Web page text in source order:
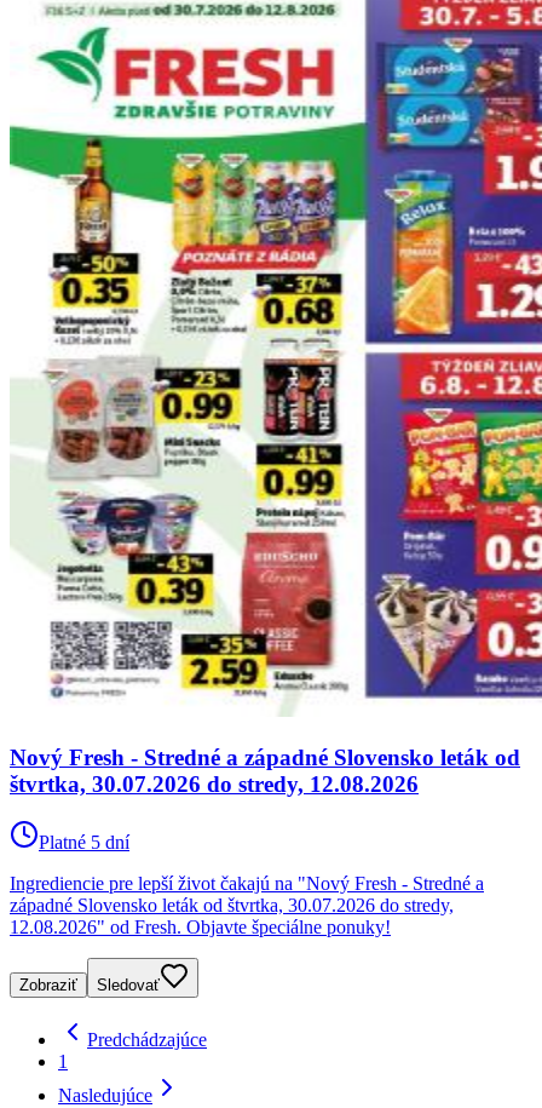
Nový Fresh - Stredné a západné Slovensko leták od
štvrtka, 30.07.2026 do stredy, 12.08.2026
Platné 5 dní
Ingrediencie pre lepší život čakajú na "Nový Fresh - Stredné a
západné Slovensko leták od štvrtka, 30.07.2026 do stredy,
12.08.2026" od Fresh. Objavte špeciálne ponuky!
Zobraziť Sledovať
Predchádzajúce
1
Nasledujúce